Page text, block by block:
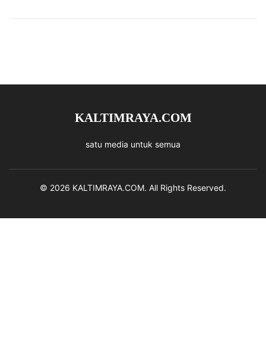
KALTIMRAYA.COM
satu media untuk semua
© 2026 KALTIMRAYA.COM. All Rights Reserved.